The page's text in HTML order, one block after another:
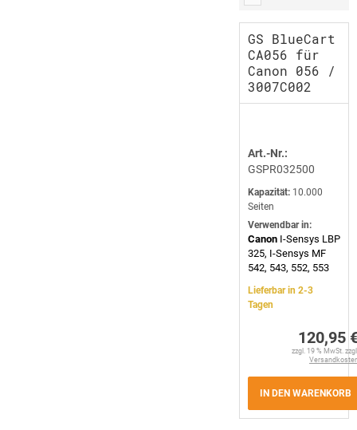
GS BlueCart
CA056 für
Canon 056 /
3007C002
Art.-Nr.:
GSPR032500
Kapazität: 10.000
Seiten
Verwendbar in:
Canon I-Sensys LBP
325, I-Sensys MF
542, 543, 552, 553
Lieferbar in 2-3
Tagen
120,95
zzgl. 19 % MwSt.
IN DEN WARENKORB